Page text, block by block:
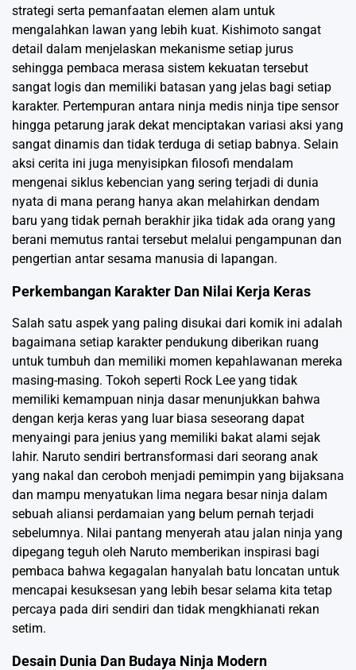
strategi serta pemanfaatan elemen alam untuk
mengalahkan lawan yang lebih kuat. Kishimoto sangat
detail dalam menjelaskan mekanisme setiap jurus
sehingga pembaca merasa sistem kekuatan tersebut
sangat logis dan memiliki batasan yang jelas bagi setiap
karakter. Pertempuran antara ninja medis ninja tipe sensor
hingga petarung jarak dekat menciptakan variasi aksi yang
sangat dinamis dan tidak terduga di setiap babnya. Selain
aksi cerita ini juga menyisipkan filosofi mendalam
mengenai siklus kebencian yang sering terjadi di dunia
nyata di mana perang hanya akan melahirkan dendam
baru yang tidak pernah berakhir jika tidak ada orang yang
berani memutus rantai tersebut melalui pengampunan dan
pengertian antar sesama manusia di lapangan.
Perkembangan Karakter Dan Nilai Kerja Keras
Salah satu aspek yang paling disukai dari komik ini adalah
bagaimana setiap karakter pendukung diberikan ruang
untuk tumbuh dan memiliki momen kepahlawanan mereka
masing-masing. Tokoh seperti Rock Lee yang tidak
memiliki kemampuan ninja dasar menunjukkan bahwa
dengan kerja keras yang luar biasa seseorang dapat
menyaingi para jenius yang memiliki bakat alami sejak
lahir. Naruto sendiri bertransformasi dari seorang anak
yang nakal dan ceroboh menjadi pemimpin yang bijaksana
dan mampu menyatukan lima negara besar ninja dalam
sebuah aliansi perdamaian yang belum pernah terjadi
sebelumnya. Nilai pantang menyerah atau jalan ninja yang
dipegang teguh oleh Naruto memberikan inspirasi bagi
pembaca bahwa kegagalan hanyalah batu loncatan untuk
mencapai kesuksesan yang lebih besar selama kita tetap
percaya pada diri sendiri dan tidak mengkhianati rekan
setim.
Desain Dunia Dan Budaya Ninja Modern